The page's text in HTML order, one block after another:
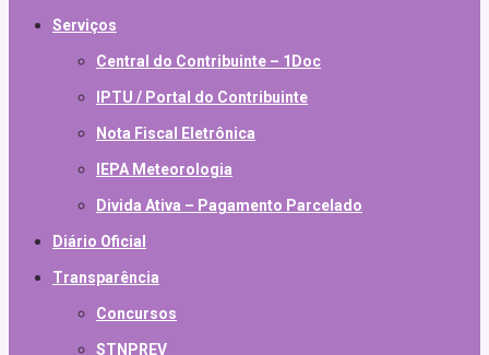
Serviços
Central do Contribuinte – 1Doc
IPTU / Portal do Contribuinte
Nota Fiscal Eletrônica
IEPA Meteorologia
Divida Ativa – Pagamento Parcelado
Diário Oficial
Transparência
Concursos
STNPREV